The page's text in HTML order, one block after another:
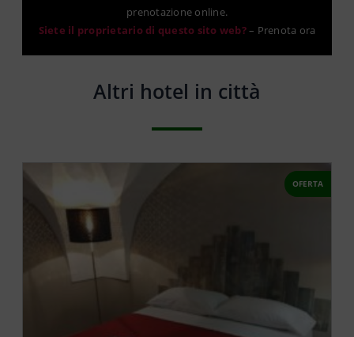
prenotazione online.
Siete il proprietario di questo sito web?– Prenota ora
Altri hotel in città
OFERTA